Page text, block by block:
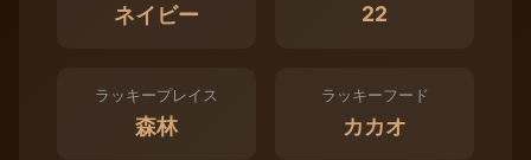
ネイビー 22
ラッキープレイス
森林
ラッキーフード
カカオ